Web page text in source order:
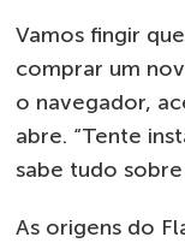
Vamos fingir
comprar um
o navegador,
abre. “Tente
sabe tudo
As origens do